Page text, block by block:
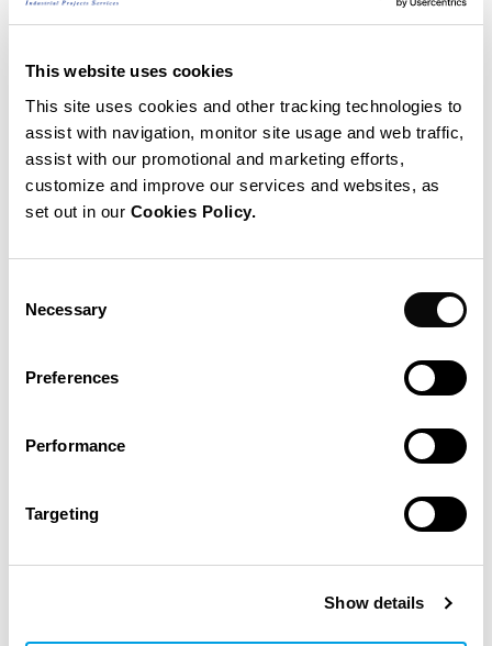
This website uses cookies
This site uses cookies and other tracking technologies to
assist with navigation, monitor site usage and web traffic,
assist with our promotional and marketing efforts,
customize and improve our services and websites, as
set out in our Cookies Policy.
Selection
Necessary
Preferences
Performance
Targeting
Show details
Investitionssumme ca 3 Mrd. Euro
Leistungsumfang IPS
Projektmanagement + Unterstützung der zentralen
Projektkoordinierung Paket 1&4
IPS Niederlassung(en)